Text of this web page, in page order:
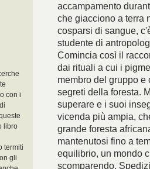
con i
libro
termiti
gli
accampamento
che giacciono a terra
cosparsi di sangue,
studente di
Comincia così il
dai rituali a cui i
membro del gruppo
segreti della foresta.
superare e i suoi
vicenda più ampia,
grande foresta
mantenutosi fino a
equilibrio, un mondo
scomparendo.